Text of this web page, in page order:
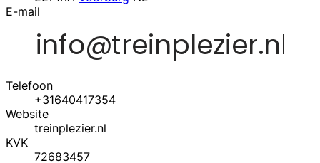
E-mail
Telefoon
+31640417354
Website
treinplezier.nl
KVK
72683457